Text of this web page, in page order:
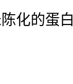
化的蛋